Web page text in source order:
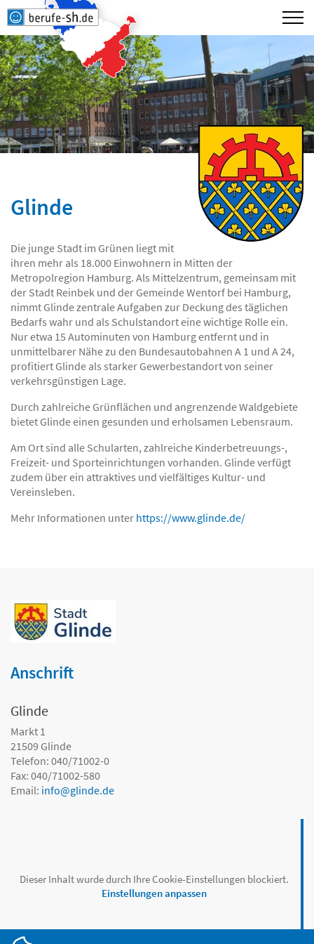
Glinde
Die junge Stadt im Grünen liegt mit
ihren mehr als 18.000 Einwohnern in Mitten der
Metropolregion Hamburg. Als Mittelzentrum, gemeinsam mit
der Stadt Reinbek und der Gemeinde Wentorf bei Hamburg,
nimmt Glinde zentrale Aufgaben zur Deckung des täglichen
Bedarfs wahr und als Schulstandort eine wichtige Rolle ein.
Nur etwa 15 Autominuten von Hamburg entfernt und in
unmittelbarer Nähe zu den Bundesautobahnen A 1 und A 24,
profitiert Glinde als starker Gewerbestandort von seiner
verkehrsgünstigen Lage.
Durch zahlreiche Grünflächen und angrenzende Waldgebiete
bietet Glinde einen gesunden und erholsamen Lebensraum.
Am Ort sind alle Schularten, zahlreiche Kinderbetreuungs-,
Freizeit- und Sporteinrichtungen vorhanden. Glinde verfügt
zudem über ein attraktives und vielfältiges Kultur- und
Vereinsleben.
Mehr Informationen unter https://www.glinde.de/
Anschrift
Glinde
Markt 1
21509 Glinde
Telefon: 040/71002-0
Fax: 040/71002-580
Email: info@glinde.de
Dieser Inhalt wurde durch Ihre Cookie-Einstellungen blockiert.
Einstellungen anpassen